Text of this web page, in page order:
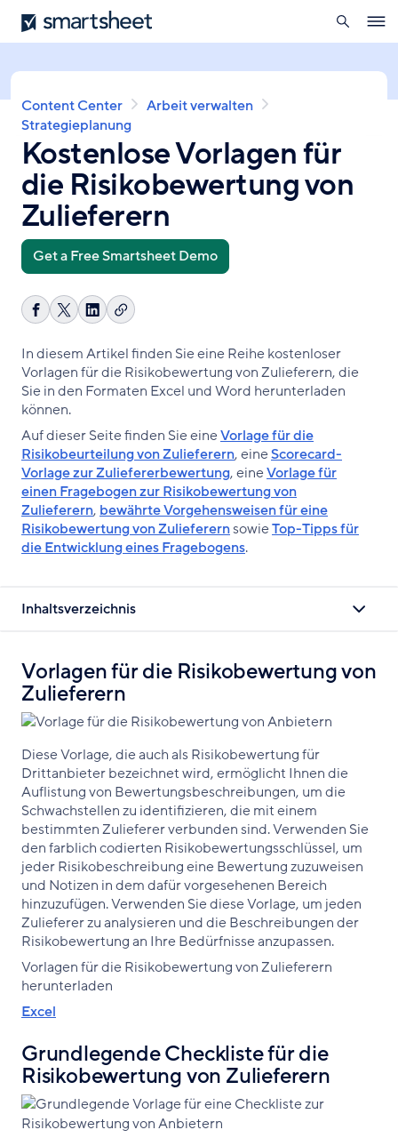
Direkt
zum
Smartsheet
öffnen
Pfadnavigation
Content Center
Arbeit verwalten
Strategieplanung
Kostenlose Vorlagen für
die Risikobewertung von
Zulieferern
Get a Free Smartsheet Demo
Auf
teilen
Share
X
Auf
teilen
Link
In diesem Artikel finden Sie eine Reihe kostenloser
Vorlagen für die Risikobewertung von Zulieferern, die
Sie in den Formaten Excel und Word herunterladen
können.
Auf dieser Seite finden Sie eineVorlage für die
Risikobeurteilung von Zulieferern, eineScorecard-
Vorlage zur Zuliefererbewertung, eineVorlage für
einen Fragebogen zur Risikobewertung von
Zulieferern, bewährte Vorgehensweisen für eine
Risikobewertung von ZulieferernsowieTop-Tipps für
die Entwicklung eines Fragebogens.
Inhaltsverzeichnis
Vorlagen für die Risikobewertung von
Zulieferern
Diese Vorlage, die auch als Risikobewertung für
Drittanbieter bezeichnet wird, ermöglicht Ihnen die
Auflistung von Bewertungsbeschreibungen, um die
Schwachstellen zu identifizieren, die mit einem
bestimmten Zulieferer verbunden sind. Verwenden Sie
den farblich codierten Risikobewertungsschlüssel, um
jeder Risikobeschreibung eine Bewertung zuzuweisen
und Notizen in dem dafür vorgesehenen Bereich
hinzuzufügen. Verwenden Sie diese Vorlage, um jeden
Zulieferer zu analysieren und die Beschreibungen der
Risikobewertung an Ihre Bedürfnisse anzupassen.
Vorlagen für die Risikobewertung von Zulieferern
herunterladen
Excel
Grundlegende Checkliste für die
Risikobewertung von Zulieferern